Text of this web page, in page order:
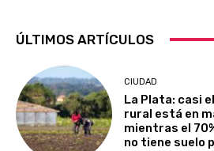
ÚLTIMOS ARTÍCULOS
CIUDAD
La Plata: casi
rural está en
mientras el
no tiene suelo